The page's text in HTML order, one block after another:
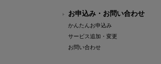
お申込み・お問い合わせ
かんたんお申込み
サービス追加・変更
お問い合わせ